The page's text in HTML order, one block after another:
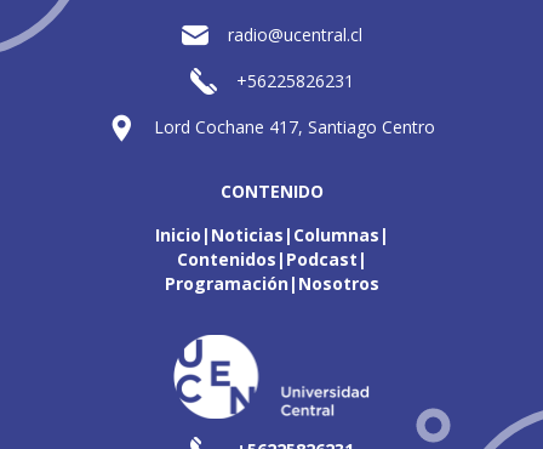
radio@ucentral.cl
+56225826231
Lord Cochane 417, Santiago Centro
CONTENIDO
Inicio Noticias Columnas
Contenidos Podcast
Programación Nosotros